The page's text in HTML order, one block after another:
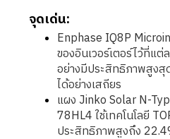
จุดเด่น:
Enphase IQ8P
ของอินเวอร์เตอร์ไว้ที่แต่
อย่างมีประสิทธิภาพสูงสุ
ได้อย่างเสถียร
แผง Jinko Solar N-
78HL4 ใช้เทคโนโลยี
ประสิทธิภาพสูงถึง